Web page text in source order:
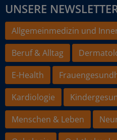
UNSERE
Allgemeinmedizin und
Beruf & Alltag
E-Health
Kardiologie
Menschen & Leben